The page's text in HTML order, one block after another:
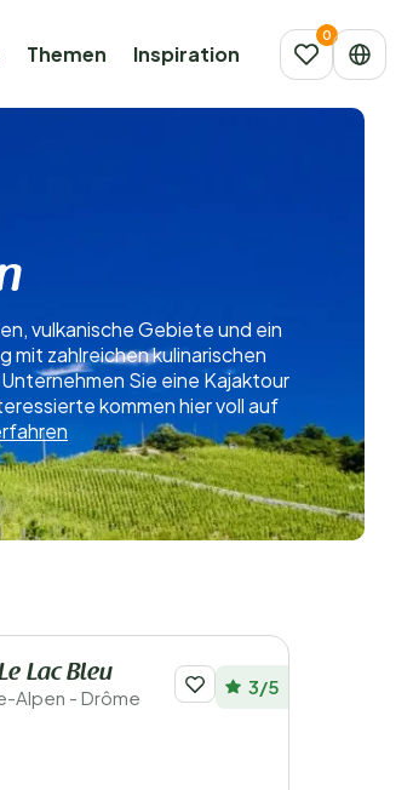
Themen Inspiration
vulkanische Gebiete und ein
mit zahlreichen kulinarischen
Sie eine Kajaktour
kommen hier voll auf
Lac Bleu
Alpen - Drôme
3/5